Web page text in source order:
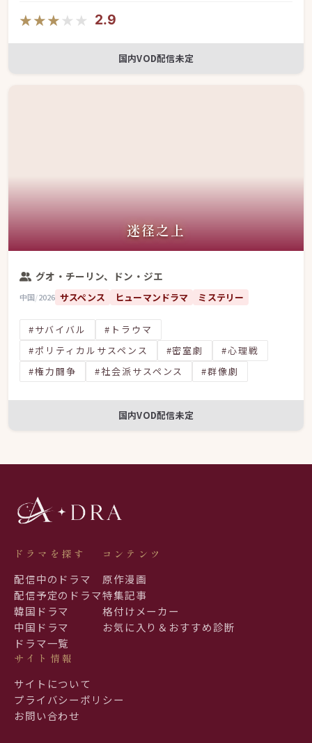
★★★★★
★★★★★ 2.9
国内VOD配信未定
迷径之上
グオ・チーリン、ドン・ジエ
中国/2026 サスペンス ヒューマンドラマ ミステリー
#サバイバル
#トラウマ
#ポリティカルサスペンス
#密室劇
#心理戦
#権力闘争
#社会派サスペンス #群像劇
国内VOD配信未定
ドラマを探す
配信中のドラマ
配信予定のドラマ
韓国ドラマ
中国ドラマ
ドラマ一覧
コンテンツ
原作漫画
特集記事
格付けメーカー
お気に入り＆おすすめ診断
サイト情報
サイトについて
プライバシーポリシー
お問い合わせ